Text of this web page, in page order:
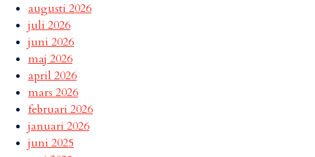
augusti 2026
juli 2026
juni 2026
maj 2026
april 2026
mars 2026
februari 2026
januari 2026
juni 2025